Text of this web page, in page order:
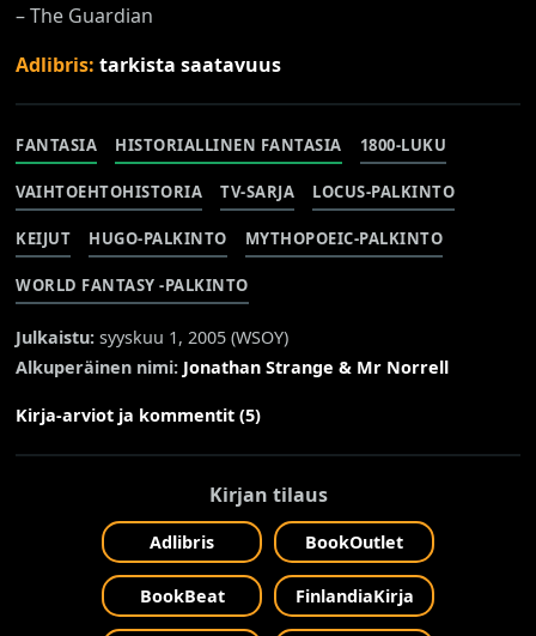
– The Guardian
Adlibris:tarkista saatavuus
FANTASIA HISTORIALLINEN FANTASIA 1800-LUKU
VAIHTOEHTOHISTORIA TV-SARJA LOCUS-PALKINTO
KEIJUT HUGO-PALKINTO MYTHOPOEIC-PALKINTO
WORLD FANTASY -PALKINTO
Julkaistu: syyskuu 1, 2005 (WSOY)
Alkuperäinen nimi: Jonathan Strange & Mr Norrell
Kirja-arviot ja kommentit (5)
Kirjan tilaus
Adlibris BookOutlet
BookBeat FinlandiaKirja